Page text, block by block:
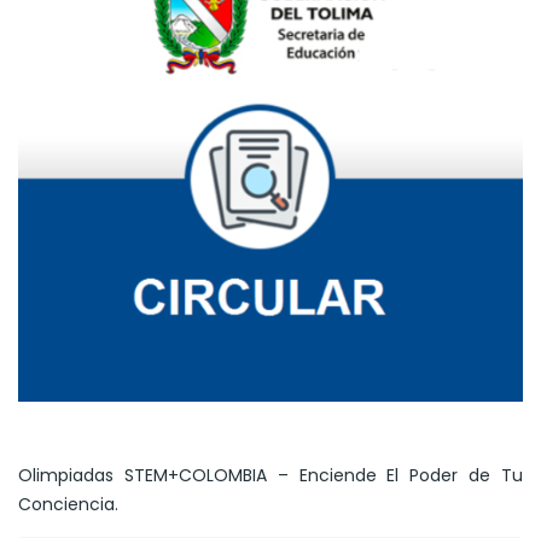
Olimpiadas STEM+COLOMBIA – Enciende El Poder de Tu
Conciencia.